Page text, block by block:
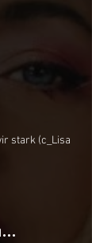
stark (c_Lisa